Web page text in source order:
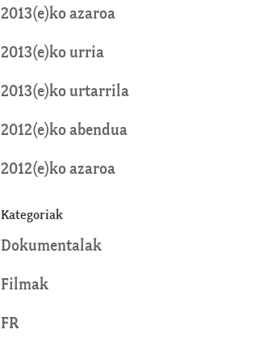
2013(e)ko azaroa
2013(e)ko urria
2013(e)ko urtarrila
2012(e)ko abendua
2012(e)ko azaroa
Kategoriak
Dokumentalak
Filmak
FR